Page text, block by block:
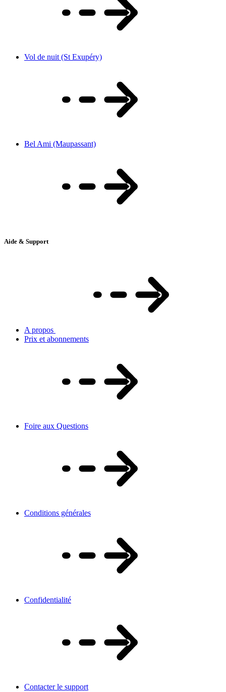
Vol de nuit (St Exupéry)
Bel Ami (Maupassant)
Aide & Support
A propos
Prix et abonnements
Foire aux Questions
Conditions générales
Confidentialité
Contacter le support